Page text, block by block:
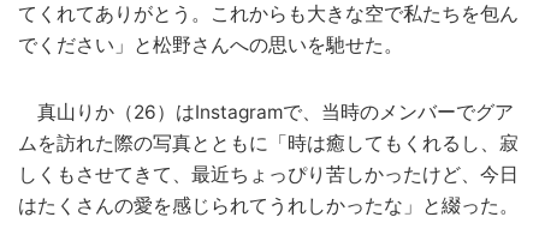
てくれてありがとう。これからも大きな空で私たちを包ん
でください」と松野さんへの思いを馳せた。
真山りか（26）はInstagramで、当時のメンバーでグア
ムを訪れた際の写真とともに「時は癒してもくれるし、寂
しくもさせてきて、最近ちょっぴり苦しかったけど、今日
はたくさんの愛を感じられてうれしかったな」と綴った。